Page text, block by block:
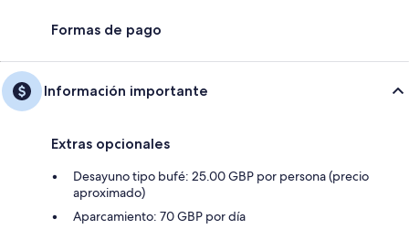
Formas de pago
Información importante
Extras opcionales
Desayuno tipo bufé: 25.00 GBP por persona (precio
aproximado)
Aparcamiento: 70 GBP por día